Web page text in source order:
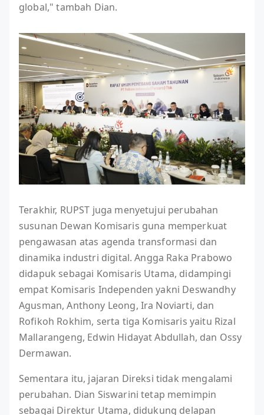
global," tambah Dian.
Terakhir, RUPST juga menyetujui perubahan
susunan Dewan Komisaris guna memperkuat
pengawasan atas agenda transformasi dan
dinamika industri digital. Angga Raka Prabowo
didapuk sebagai Komisaris Utama, didampingi
empat Komisaris Independen yakni Deswandhy
Agusman, Anthony Leong, Ira Noviarti, dan
Rofikoh Rokhim, serta tiga Komisaris yaitu Rizal
Mallarangeng, Edwin Hidayat Abdullah, dan Ossy
Dermawan.
Sementara itu, jajaran Direksi tidak mengalami
perubahan. Dian Siswarini tetap memimpin
sebagai Direktur Utama, didukung delapan